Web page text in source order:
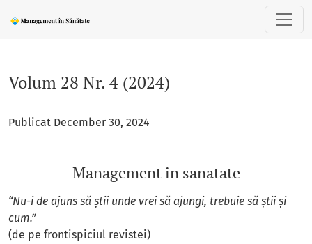
Volum 28 Nr. 4 (2024)
Publicat December 30, 2024
Management in sanatate
“Nu-i de ajuns să ştii unde vrei să ajungi, trebuie să ştii şi
cum.”
(de pe frontispiciul revistei)